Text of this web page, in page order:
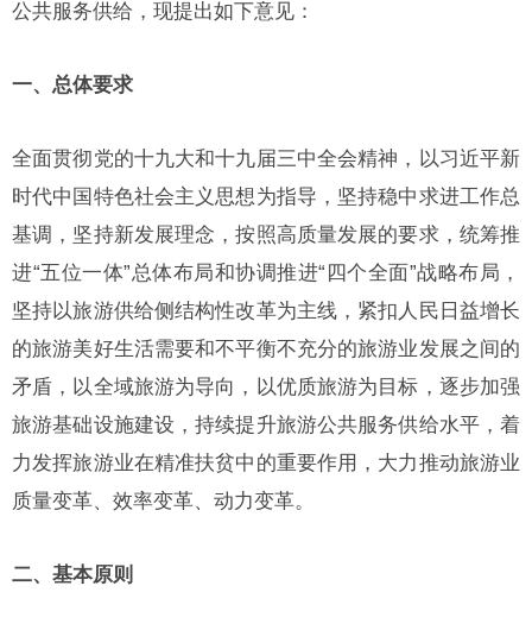
公共服务供给，现提出如下意见：
一、总体要求
全面贯彻党的十九大和十九届三中全会精神，以习近平新
时代中国特色社会主义思想为指导，坚持稳中求进工作总
基调，坚持新发展理念，按照高质量发展的要求，统筹推
进“五位一体”总体布局和协调推进“四个全面”战略布局，
坚持以旅游供给侧结构性改革为主线，紧扣人民日益增长
的旅游美好生活需要和不平衡不充分的旅游业发展之间的
矛盾，以全域旅游为导向，以优质旅游为目标，逐步加强
旅游基础设施建设，持续提升旅游公共服务供给水平，着
力发挥旅游业在精准扶贫中的重要作用，大力推动旅游业
质量变革、效率变革、动力变革。
二、基本原则